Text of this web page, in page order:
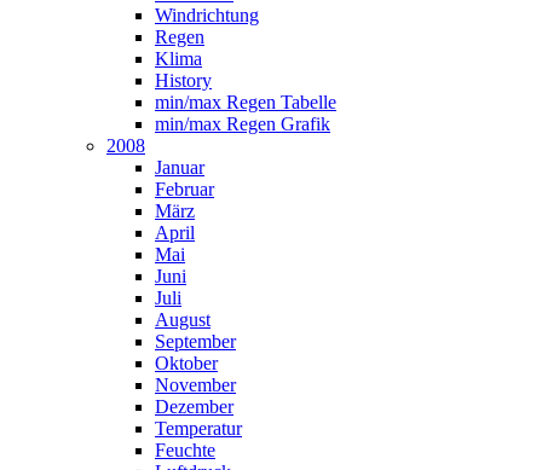
Windrichtung
Regen
Klima
History
min/max Regen Tabelle
min/max Regen Grafik
2008
Januar
Februar
März
April
Mai
Juni
Juli
August
September
Oktober
November
Dezember
Temperatur
Feuchte